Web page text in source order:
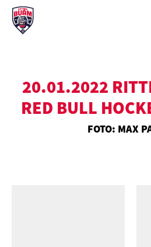
20.01.2022
RED BULL
FOTO: MAX